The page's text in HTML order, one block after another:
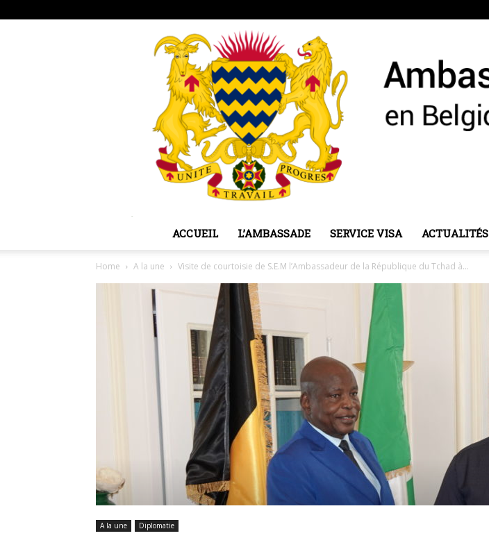
Tchad
ACCUEIL L’AMBASSADE SERVICE VISA ACTUALITÉS
Home A la une Visite de courtoisie de S.E.M l’Ambassadeur de la République du Tchad à...
A la une Diplomatie